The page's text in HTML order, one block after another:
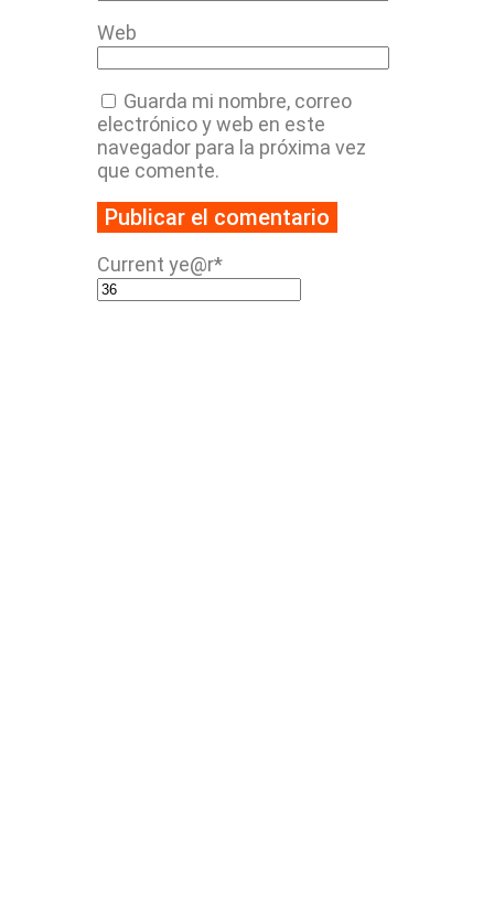
Web
Guarda mi nombre, correo
electrónico y web en este
navegador para la próxima vez
que comente.
Current ye@r*